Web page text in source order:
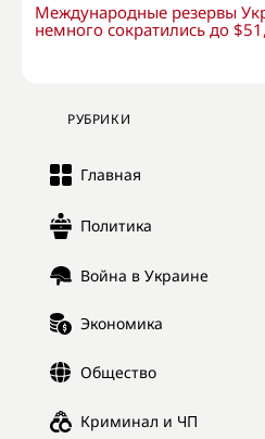
Международные резервы
немного сократились до
РУБРИКИ
Главная
Политика
Война в Украине
Экономика
Общество
Криминал и ЧП